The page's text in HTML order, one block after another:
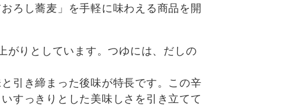
ろし蕎麦」を手軽に味わえる商品を開
がりとしています。つゆには、だしの
引き締まった後味が特長です。この辛
すっきりとした美味しさを引き立てて